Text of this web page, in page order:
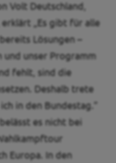
Volt Deutschland,
„Es gibt für alle
Lösungen –
und unser Programm
fehlt, sind die
Deshalb trete
in den Bundestag.”
es nicht bei
Europa. In den